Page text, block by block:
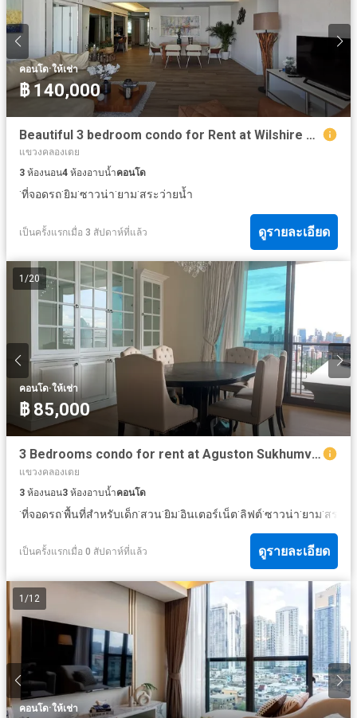
คอนโด·ให้เช่า
฿ 140,000
Beautiful 3 bedroom condo for Rent at Wilshire Condominium Sukhumvit 22
แขวงคลองเตย
3 ห้องนอน4 ห้องอาบน้ำคอนโด
·ที่จอดรถ·ยิม·ซาวน่า·ยาม·สระว่ายน้ำ
เป็นครั้งแรกเมื่อ 3 สัปดาห์ที่แล้ว ดูรายละเอียด
1 /20
คอนโด·ให้เช่า
฿ 85,000
3 Bedrooms condo for rent at Aguston Sukhumvit 22
แขวงคลองเตย
3 ห้องนอน3 ห้องอาบน้ำคอนโด
·ที่จอดรถ·พื้นที่สำหรับเด็ก·สวน·ยิม·อินเตอร์เน็ต·ลิฟต์·ซาวน่า·ยาม·สระว่
เป็นครั้งแรกเมื่อ 0 สัปดาห์ที่แล้ว ดูรายละเอียด
1 /12
คอนโด·ให้เช่า